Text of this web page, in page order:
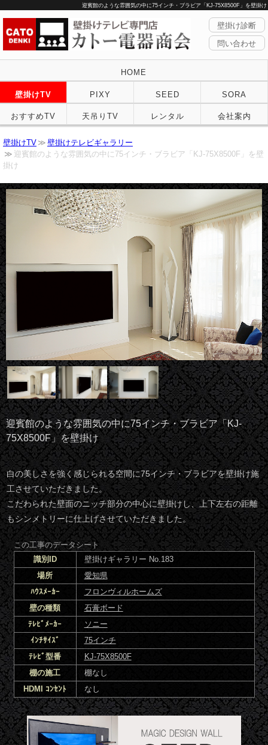
迎賓館のような雰囲気の中に75インチ・ブラビア「KJ-75X8500F」を壁掛け
壁掛け診断
問い合わせ
HOME
壁掛けTV PIXY SEED SORA
おすすめTV 天吊りTV レンタル 会社案内
壁掛けTV
壁掛けテレビギャラリー
迎賓館のような雰囲気の中に75インチ・ブラビア「KJ-75X8500F」を壁
掛け
迎賓館のような雰囲気の中に75インチ・ブラビア「KJ-
75X8500F」を壁掛け
白の美しさを強く感じられる空間に75インチ・ブラビアを壁掛け施
工させていただきました。
こだわられた壁面のニッチ部分の中心に壁掛けし、上下左右の距離
もシンメトリーに仕上げさせていただきました。
この工事のデータシート
識別ID
壁掛けギャラリー No.183
場所
愛知県
ﾊｳｽﾒｰｶｰ
フロンヴィルホームズ
壁の種類
石膏ボード
ﾃﾚﾋﾞﾒｰｶｰ
ソニー
ｲﾝﾁｻｲｽﾞ
75インチ
ﾃﾚﾋﾞ型番
KJ-75X8500F
棚の施工
棚なし
HDMI ｺﾝｾﾝﾄ
なし